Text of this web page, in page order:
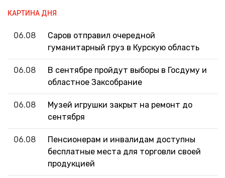
КАРТИНА ДНЯ
06.08
Саров отправил очередной
гуманитарный груз в Курскую область
06.08
В сентябре пройдут выборы в Госдуму и
областное Заксобрание
06.08
Музей игрушки закрыт на ремонт до
сентября
06.08
Пенсионерам и инвалидам доступны
бесплатные места для торговли своей
продукцией